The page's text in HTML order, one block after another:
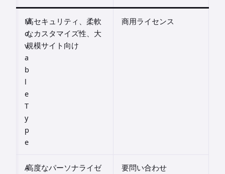
M
o
v
a
b
l
e
T
y
p
e
高セキュリティ、柔軟
なカスタマイズ性、大
規模サイト向け
商用ライセンス
A高度なパーソナライゼ
要問い合わせ